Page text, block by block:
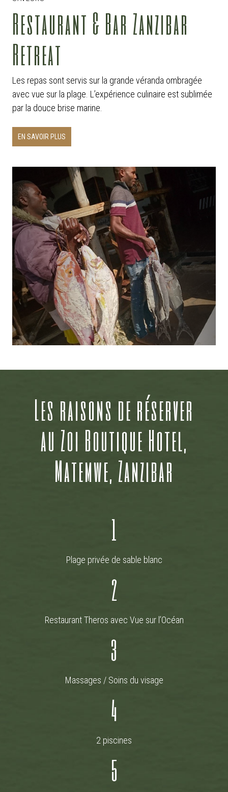
Restaurant & Bar Zanzibar
Retreat
Les repas sont servis sur la grande véranda ombragée
avec vue sur la plage. L’expérience culinaire est sublimée
par la douce brise marine.
EN SAVOIR PLUS
Les raisons de réserver
au Zoi Boutique Hotel,
Matemwe, Zanzibar
1
Plage privée de sable blanc
2
Restaurant Theros avec Vue sur l’Océan
3
Massages / Soins du visage
4
2 piscines
5